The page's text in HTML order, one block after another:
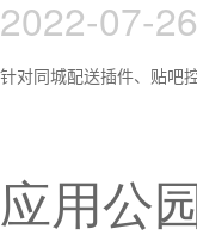
2022-07-
针对同城配送插件、贴吧
应用公